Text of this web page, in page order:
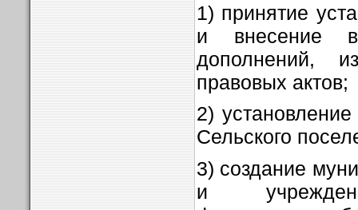
1) принятие
и внесение
дополнений,
правовых актов;
2)
Сельского
3) создание
и